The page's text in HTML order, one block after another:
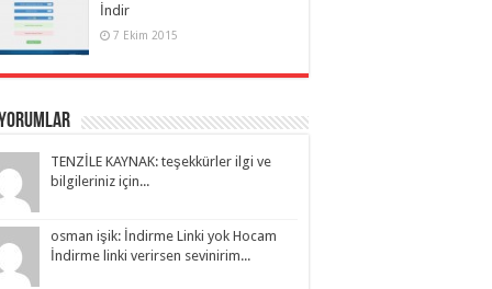
İndir
7 Ekim 2015
TENZİLE KAYNAK: teşekkürler ilgi ve
bilgileriniz için...
osman işik: İndirme Linki yok Hocam
İndirme linki verirsen sevinirim...